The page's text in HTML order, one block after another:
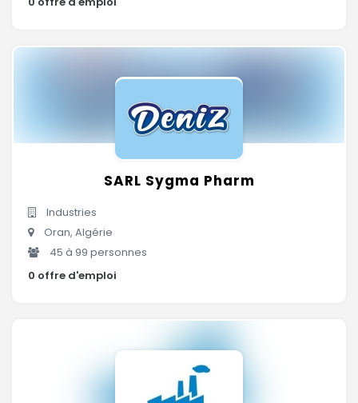
SARL Sygma Pharm
Industries
Oran, Algérie
45 à 99 personnes
0 offre d'emploi